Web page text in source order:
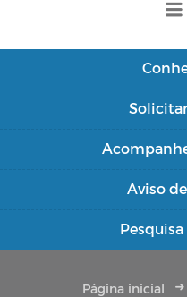
Aviso de
Pesquisa
Página inicial